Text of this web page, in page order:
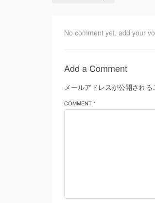
No comment yet, add your
Add a Comment
メールアドレスが公開される
COMMENT *